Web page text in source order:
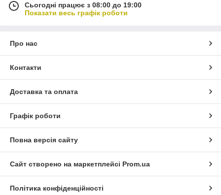
Сьогодні працює з 08:00 до 19:00
Показати весь графік роботи
Про нас
Контакти
Доставка та оплата
Графік роботи
Повна версія сайту
Сайт створено на маркетплейсі Prom.ua
Політика конфіденційності